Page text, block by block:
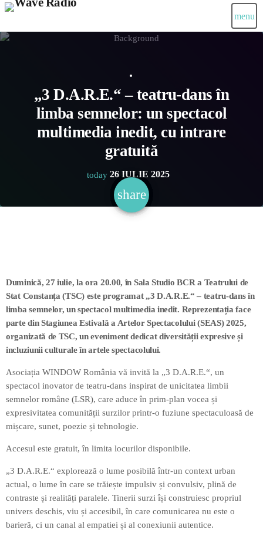
menu
„3 D.A.R.E.“ – teatru-dans în
limba semnelor: un spectacol
multimedia inedit, cu intrare
gratuită
today 26 IULIE 2025
share
email
Duminică, 27 iulie, la ora 20.00, în Sala Studio BCR a Teatrului de
Stat Constanța (TSC) este programat „3 D.A.R.E.“ – teatru-dans în
limba semnelor, un spectacol multimedia inedit. Reprezentația face
parte din Stagiunea Estivală a Artelor Spectacolului (SEAS) 2025,
organizată de TSC, un eveniment dedicat diversității expresive și
incluziunii culturale în artele spectacolului.
Asociația WINDOW România vă invită la „3 D.A.R.E.“, un
spectacol inovator de teatru-dans inspirat de unicitatea limbii
semnelor române (LSR), care aduce în prim-plan vocea și
expresivitatea comunității surzilor printr-o fuziune spectaculoasă de
mișcare, sunet, poezie și tehnologie.
Accesul este gratuit, în limita locurilor disponibile.
„3 D.A.R.E.“ explorează o lume posibilă într-un context urban
actual, o lume în care se trăiește impulsiv și convulsiv, plină de
contraste și realități paralele. Tinerii surzi își construiesc propriul
univers deschis, viu și accesibil, în care comunicarea nu este o
barieră, ci un canal al empatiei și al conexiunii autentice.